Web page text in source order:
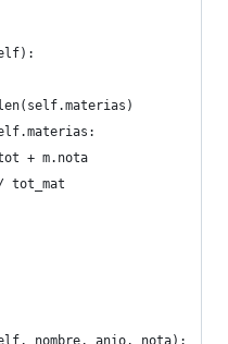
+ m.nota
tot_mat
nombre, anio, nota):